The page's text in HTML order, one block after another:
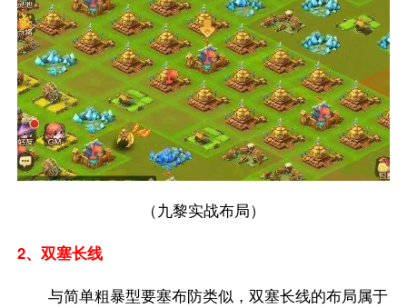
（九黎实战布局）
2、双塞长线
与简单粗暴型要塞布防类似，双塞长线的布局属于